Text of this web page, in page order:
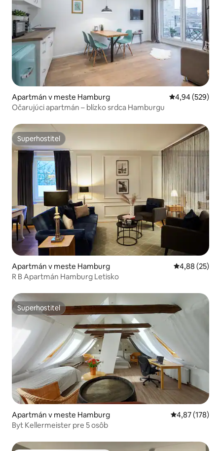
Apartmán v meste Hamburg Priemerné
4,94 (529)
Očarujúci apartmán – blízko srdca Hamburgu
Superhostiteľ
Superhostiteľ
Apartmán v meste Hamburg Priemerné
4,88 (25)
R B Apartmán Hamburg Letisko
Superhostiteľ
Superhostiteľ
Apartmán v meste Hamburg Priemerné
4,87 (178)
Byt Kellermeister pre 5 osôb